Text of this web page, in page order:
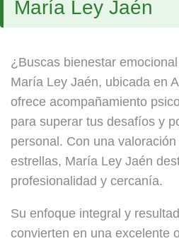
María Ley Jaén
¿Buscas bienestar
María Ley Jaén, ubicada en
ofrece acompañamiento
para superar tus desafíos y
personal. Con una
estrellas, María Ley Jaén
profesionalidad y cercanía.
Su enfoque integral y
convierten en una excelente